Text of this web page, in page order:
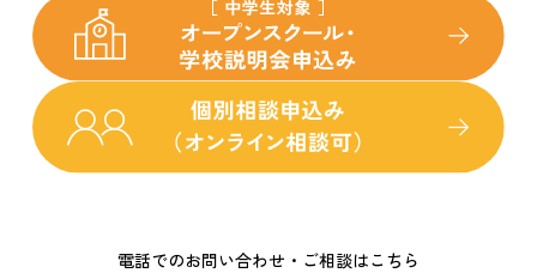
電話でのお問い合わせ・ご相談はこちら